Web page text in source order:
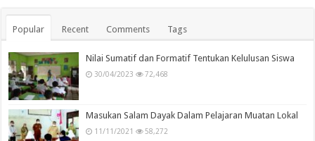
Popular Recent Comments Tags
Nilai Sumatif dan Formatif Tentukan Kelulusan Siswa
30/04/2023 72,468
Masukan Salam Dayak Dalam Pelajaran Muatan Lokal
11/11/2021 58,272